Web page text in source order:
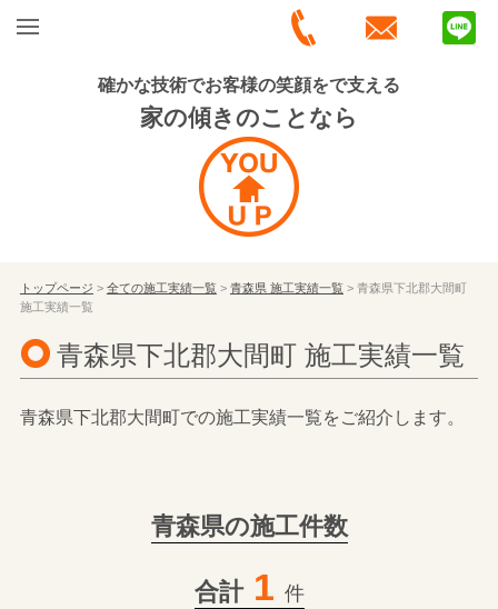
確かな技術でお客様の笑顔をで支える
家の傾きのことなら
トップページ > 全ての施工実績一覧> 青森県 施工実績一覧> 青森県下北郡大間町
施工実績一覧
青森県下北郡大間町 施工実績一覧
青森県下北郡大間町での施工実績一覧をご紹介します。
青森県の施工件数
合計 1 件